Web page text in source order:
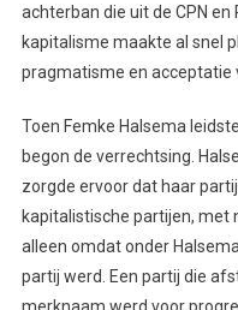
achterban die uit de CPN
kapitalisme maakte al snel
pragmatisme en acceptatie
Toen Femke Halsema
begon de verrechtsing.
zorgde ervoor dat haar
kapitalistische partijen, met
alleen omdat onder
partij werd. Een partij die
merknaam werd voor